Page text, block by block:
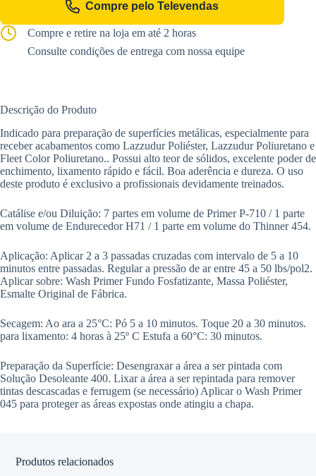
Compre pelo Televendas
Compre e retire na loja em até 2 horas
Consulte condições de entrega com nossa equipe
Descrição do Produto
Indicado para preparação de superfícies metálicas, especialmente para
receber acabamentos como Lazzudur Poliéster, Lazzudur Poliuretano e
Fleet Color Poliuretano.. Possui alto teor de sólidos, excelente poder de
enchimento, lixamento rápido e fácil. Boa aderência e dureza. O uso
deste produto é exclusivo a profissionais devidamente treinados.
Catálise e/ou Diluição: 7 partes em volume de Primer P-710 / 1 parte
em volume de Endurecedor H71 / 1 parte em volume do Thinner 454.
Aplicação: Aplicar 2 a 3 passadas cruzadas com intervalo de 5 a 10
minutos entre passadas. Regular a pressão de ar entre 45 a 50 lbs/pol2.
Aplicar sobre: Wash Primer Fundo Fosfatizante, Massa Poliéster,
Esmalte Original de Fábrica.
Secagem: Ao ara a 25°C: Pó 5 a 10 minutos. Toque 20 a 30 minutos.
para lixamento: 4 horas à 25º C Estufa a 60°C: 30 minutos.
Preparação da Superfície: Desengraxar a área a ser pintada com
Solução Desoleante 400. Lixar a área a ser repintada para remover
tintas descascadas e ferrugem (se necessário) Aplicar o Wash Primer
045 para proteger as áreas expostas onde atingiu a chapa.
Produtos relacionados